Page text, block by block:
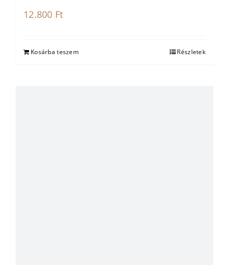
12.800 Ft
Kosárba teszem Részletek